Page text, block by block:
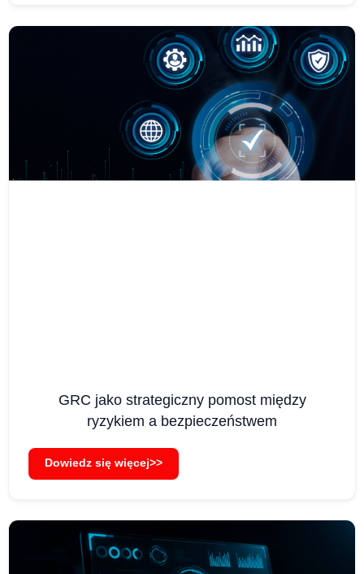
GRC jako strategiczny pomost między
ryzykiem a bezpieczeństwem
Dowiedz się więcej>>